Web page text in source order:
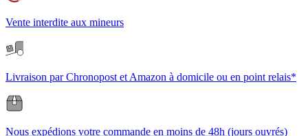
Vente interdite aux mineurs
Livraison par Chronopost et Amazon à domicile ou en point relais*
Nous expédions votre commande en moins de 48h (jours ouvrés)